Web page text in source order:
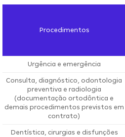
Procedimentos
Urgência e emergência
Consulta, diagnóstico, odontologia
preventiva e radiologia
(documentação ortodôntica e
demais procedimentos previstos em
contrato)
Dentística, cirurgias e disfunções